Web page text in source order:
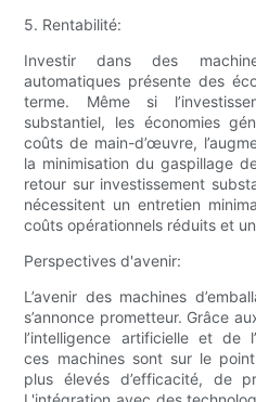
5. Rentabilité:
Investir dans des
automatiques présente des
terme. Même si
substantiel, les économies
coûts de main-d’œuvre,
la minimisation du gaspillage
retour sur investissement
nécessitent un entretien
coûts opérationnels réduits et
Perspectives d'avenir:
L’avenir des machines
s’annonce prometteur. Grâce
l’intelligence artificielle et de
ces machines sont sur le
plus élevés d’efficacité, de